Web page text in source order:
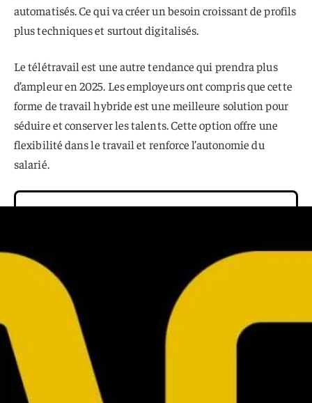
automatisés. Ce qui va créer un besoin croissant de profils
plus techniques et surtout digitalisés.
Le télétravail est une autre tendance qui prendra plus
d’ampleur en 2025. Les employeurs ont compris que cette
forme de travail hybride est une meilleure solution pour
séduire et conserver les talents. Cette option offre une
flexibilité dans le travail et renforce l’autonomie du
salarié.